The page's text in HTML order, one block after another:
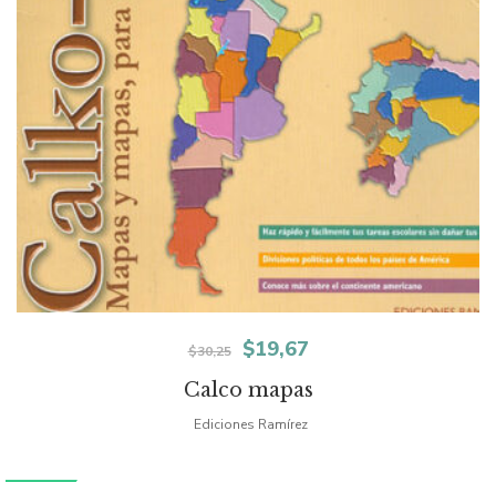
Calco mapas
$30,25
El
precio
original
$19,67El
precio
actual
Ediciones Ramírez